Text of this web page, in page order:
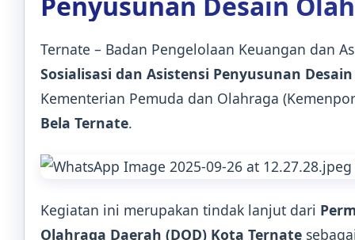
Ternate – Badan Pengelolaan Keuangan dan
Sosialisasi dan Asistensi Penyusunan
Kementerian Pemuda dan Olahraga
Bela Ternate.
Kegiatan ini merupakan tindak lanjut dari
Olahraga Daerah (DOD) Kota Ternate